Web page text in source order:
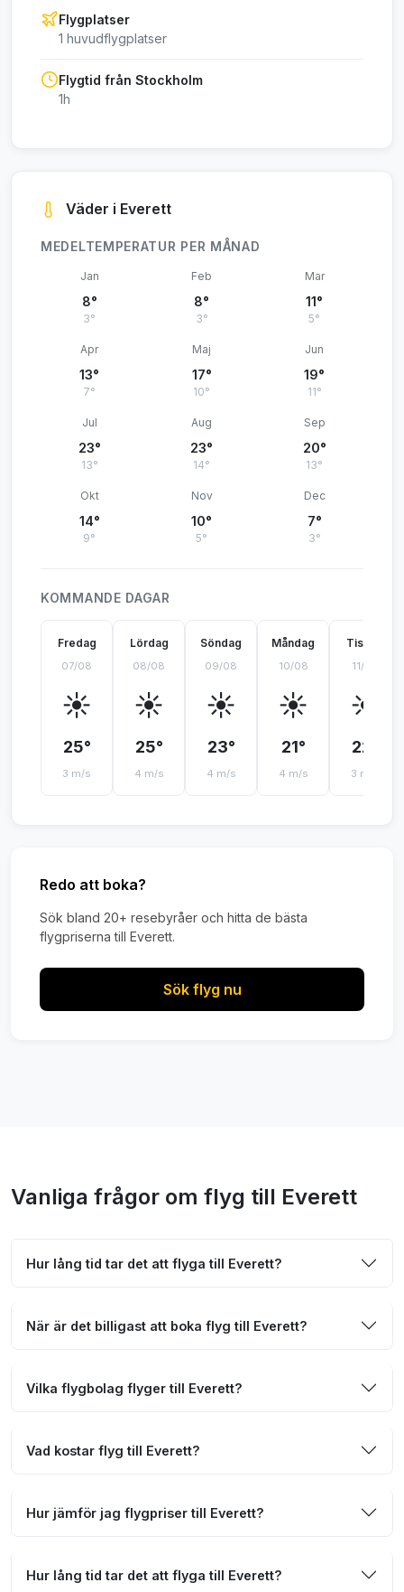
Flygplatser
1 huvudflygplatser
Flygtid från Stockholm
1h
Väder i Everett
MEDELTEMPERATUR PER MÅNAD
Jan
8°
3°
Feb
8°
3°
Mar
11°
5°
Apr
13°
7°
Maj
17°
10°
Jun
19°
11°
Jul
23°
13°
Aug
23°
14°
Sep
20°
13°
Okt
14°
9°
Nov
10°
5°
Dec
7°
3°
KOMMANDE DAGAR
Fredag
07/08
☀️
25°
3 m/s
Lördag
08/08
☀️
25°
4 m/s
Söndag
09/08
☀️
23°
4 m/s
Måndag
10/08
☀️
21°
4 m/s
Tisdag
11/08
☀️
22°
3 m/s
Redo att boka?
Sök bland 20+ resebyråer och hitta de bästa
flygpriserna till Everett.
Sök flyg nu
Vanliga frågor om flyg till Everett
Hur lång tid tar det att flyga till Everett?
När är det billigast att boka flyg till Everett?
Vilka flygbolag flyger till Everett?
Vad kostar flyg till Everett?
Hur jämför jag flygpriser till Everett?
Hur lång tid tar det att flyga till Everett?